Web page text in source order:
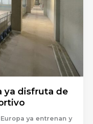
ya disfruta de
ya entrenan y